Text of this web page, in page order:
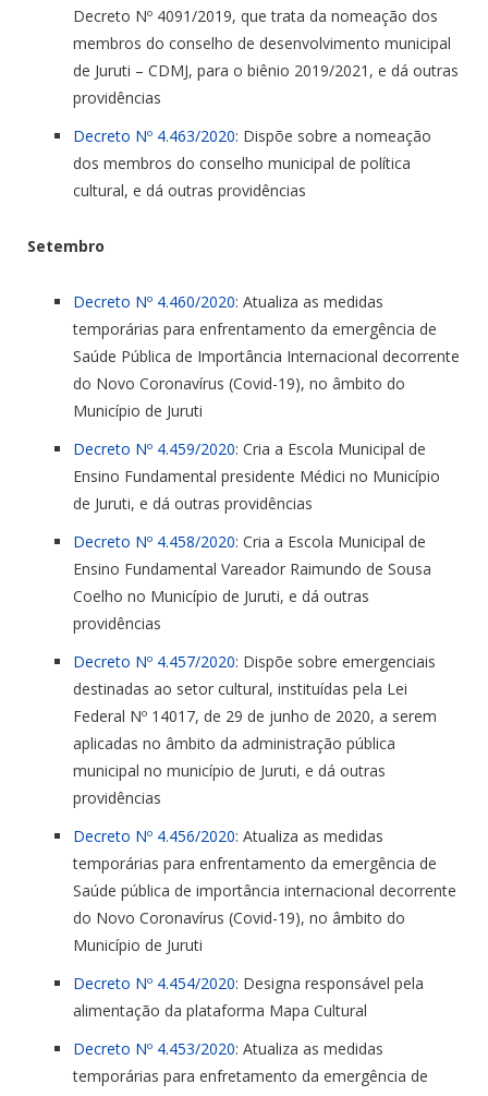
Decreto Nº 4091/2019, que trata da nomeação dos
membros do conselho de desenvolvimento municipal
de Juruti – CDMJ, para o biênio 2019/2021, e dá outras
providências
Decreto Nº 4.463/2020: Dispõe sobre a nomeação
dos membros do conselho municipal de política
cultural, e dá outras providências
Setembro
Decreto Nº 4.460/2020: Atualiza as medidas
temporárias para enfrentamento da emergência de
Saúde Pública de Importância Internacional decorrente
do Novo Coronavírus (Covid-19), no âmbito do
Município de Juruti
Decreto Nº 4.459/2020: Cria a Escola Municipal de
Ensino Fundamental presidente Médici no Município
de Juruti, e dá outras providências
Decreto Nº 4.458/2020: Cria a Escola Municipal de
Ensino Fundamental Vareador Raimundo de Sousa
Coelho no Município de Juruti, e dá outras
providências
Decreto Nº 4.457/2020: Dispõe sobre emergenciais
destinadas ao setor cultural, instituídas pela Lei
Federal Nº 14017, de 29 de junho de 2020, a serem
aplicadas no âmbito da administração pública
municipal no município de Juruti, e dá outras
providências
Decreto Nº 4.456/2020: Atualiza as medidas
temporárias para enfrentamento da emergência de
Saúde pública de importância internacional decorrente
do Novo Coronavírus (Covid-19), no âmbito do
Município de Juruti
Decreto Nº 4.454/2020: Designa responsável pela
alimentação da plataforma Mapa Cultural
Decreto Nº 4.453/2020: Atualiza as medidas
temporárias para enfretamento da emergência de